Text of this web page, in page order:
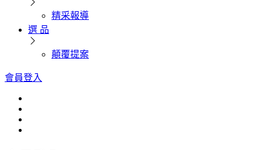
精采報導
選 品
顛覆提案
會員登入